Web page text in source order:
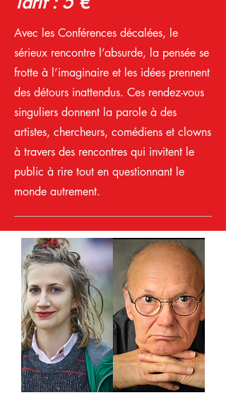
Avec les Conférences décalées, le
sérieux rencontre l’absurde, la pensée se
frotte à l’imaginaire et les idées prennent
des détours inattendus. Ces rendez-vous
singuliers donnent la parole à des
artistes, chercheurs, comédiens et clowns
à travers des rencontres qui invitent le
public à rire tout en questionnant le
monde autrement.